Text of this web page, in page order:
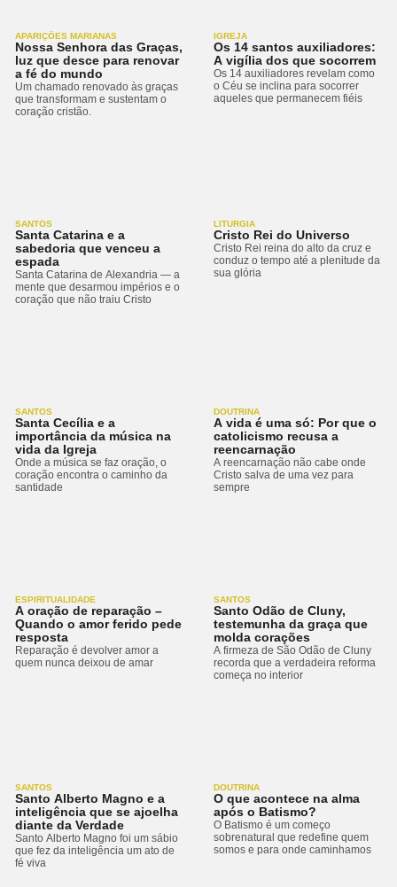
APARIÇÕES MARIANAS
Nossa Senhora das Graças,
luz que desce para renovar
a fé do mundo
Um chamado renovado às graças
que transformam e sustentam o
coração cristão.
IGREJA
Os 14 santos auxiliadores:
A vigília dos que socorrem
Os 14 auxiliadores revelam como
o Céu se inclina para socorrer
aqueles que permanecem fiéis
SANTOS
Santa Catarina e a
sabedoria que venceu a
espada
Santa Catarina de Alexandria — a
mente que desarmou impérios e o
coração que não traiu Cristo
LITURGIA
Cristo Rei do Universo
Cristo Rei reina do alto da cruz e
conduz o tempo até a plenitude da
sua glória
SANTOS
Santa Cecília e a
importância da música na
vida da Igreja
Onde a música se faz oração, o
coração encontra o caminho da
santidade
DOUTRINA
A vida é uma só: Por que o
catolicismo recusa a
reencarnação
A reencarnação não cabe onde
Cristo salva de uma vez para
sempre
ESPIRITUALIDADE
A oração de reparação –
Quando o amor ferido pede
resposta
Reparação é devolver amor a
quem nunca deixou de amar
SANTOS
Santo Odão de Cluny,
testemunha da graça que
molda corações
A firmeza de São Odão de Cluny
recorda que a verdadeira reforma
começa no interior
SANTOS
Santo Alberto Magno e a
inteligência que se ajoelha
diante da Verdade
Santo Alberto Magno foi um sábio
que fez da inteligência um ato de
fé viva
DOUTRINA
O que acontece na alma
após o Batismo?
O Batismo é um começo
sobrenatural que redefine quem
somos e para onde caminhamos